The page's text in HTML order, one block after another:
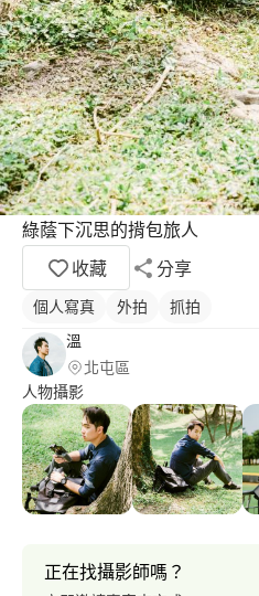
綠蔭下沉思的揹包旅人
收藏
分享
個人寫真 外拍
抓拍
溫
北屯區
人物攝影
正在找攝影師嗎？